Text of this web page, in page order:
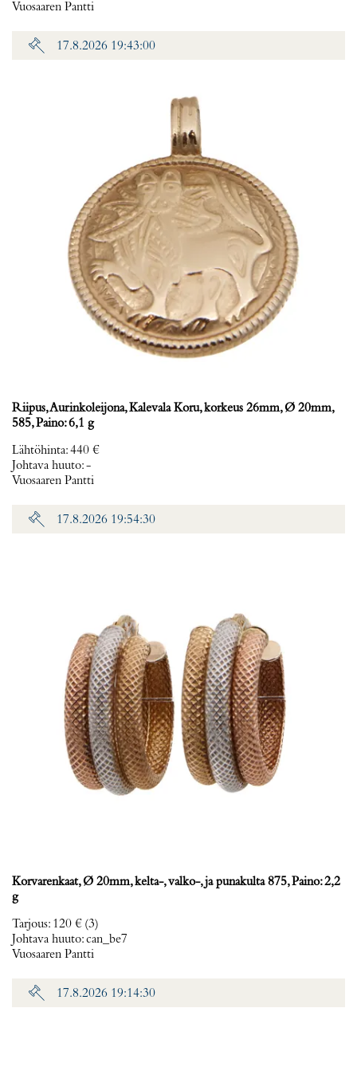
Vuosaaren Pantti
17.8.2026 19:43:00
Riipus, Aurinkoleijona, Kalevala Koru, korkeus 26mm, Ø 20mm,
585, Paino: 6,1 g
Lähtöhinta:440 €
Johtava huuto:-
Vuosaaren Pantti
17.8.2026 19:54:30
Korvarenkaat, Ø 20mm, kelta-, valko-, ja punakulta 875, Paino: 2,2
g
Tarjous: 120 € (3)
Johtava huuto:can_be7
Vuosaaren Pantti
17.8.2026 19:14:30